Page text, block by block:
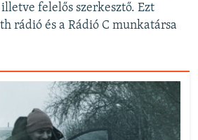
felelős szerkesztő. Ezt
rádió és a Rádió C munkatársa